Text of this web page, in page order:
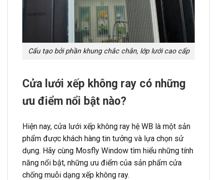
Cấu tạo bởi phần khung chắc chắn, lớp lưới cao cấp
Cửa lưới xếp không ray có những
ưu điểm nổi bật nào?
Hiện nay, cửa lưới xếp không ray hệ WB là một sản
phẩm được khách hàng tin tưởng và lựa chọn sử
dụng. Hãy cùng Mosfly Window tìm hiểu những tính
năng nổi bật, những ưu điểm của sản phẩm cửa
chống muỗi dạng xếp không ray.